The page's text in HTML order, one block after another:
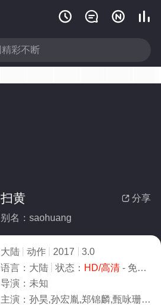
   
 分享
扫黄
别名：saohuang
大陆 动作 2017
3.0
语言： 大陆 状态： HD/高清- 免费在线观看
导演： 未知
主演： 孙昊,孙宏胤,郑锦麟,甄咏珊,沈芷萱,